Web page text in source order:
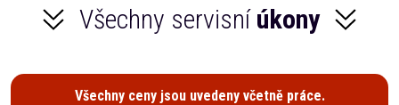
Všechny servisní úkony
Všechny ceny jsou uvedeny včetně práce.